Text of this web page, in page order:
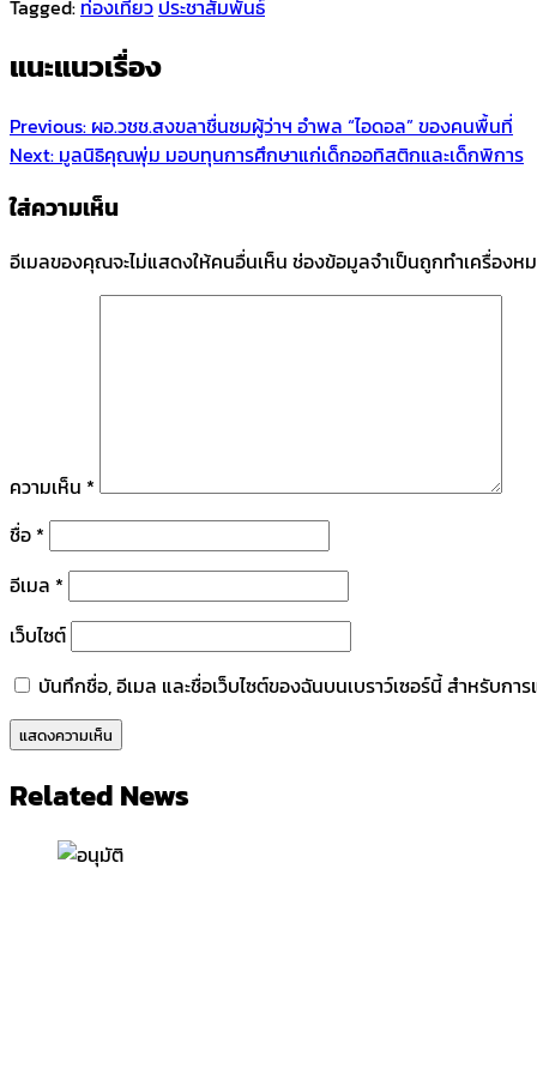
Tagged: ท่องเที่ยว ประชาสัมพันธ์
แนะแนวเรื่อง
Previous: ผอ.วชช.สงขลาชื่นชมผู้ว่าฯ อำพล “ไอดอล” ของคนพื้นที่
Next: มูลนิธิคุณพุ่ม มอบทุนการศึกษาแก่เด็กออทิสติกและเด็กพิการ
ใส่ความเห็น
อีเมลของคุณจะไม่แสดงให้คนอื่นเห็น ช่องข้อมูลจำเป็นถูกทำเครื่องห
ความเห็น *
ชื่อ *
อีเมล *
เว็บไซต์
บันทึกชื่อ, อีเมล และชื่อเว็บไซต์ของฉันบนเบราว์เซอร์นี้ สำหรับกา
Related News